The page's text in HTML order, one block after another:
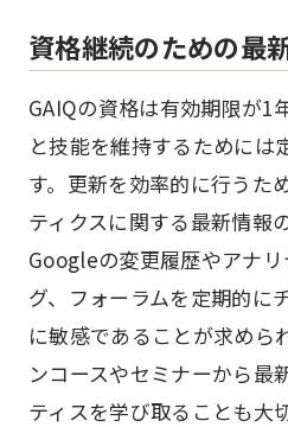
資格継続のための最
GAIQの資格は有効期限が1
と技能を維持するためには
す。更新を効率的に行うた
ティクスに関する最新情報
Googleの変更履歴やアナ
グ、フォーラムを定期的に
に敏感であることが求めら
ンコースやセミナーから最
ティスを学び取ることも大